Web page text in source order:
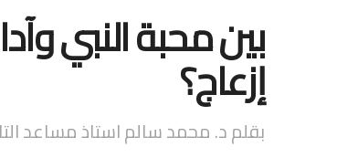
بين محبة النبي
إزعاج؟
بقلم د. محمد سالم استاذ مساعد